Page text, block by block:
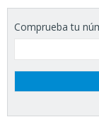
Comprueba tu